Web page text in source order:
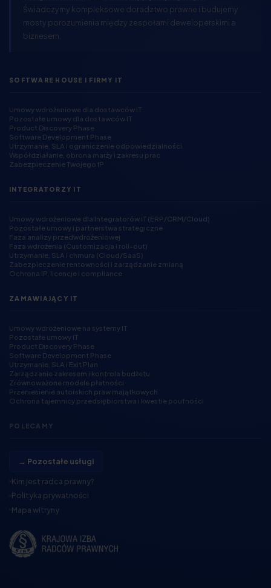
Świadczymy kompleksowe doradztwo prawne i budujemy
mosty porozumienia między zespołami deweloperskimi a
biznesem.
SOFTWARE HOUSE I FIRMY IT
Umowy wdrożeniowe dla dostawców IT
Pozostałe umowy dla dostawców IT
Product Discovery Phase
Software Development Phase
Utrzymanie, SLA i ograniczenie odpowiedzialności
Współdziałanie, obrona marży i zakresu prac
Zabezpieczenie Twojego IP
INTEGRATORZY IT
Umowy wdrożeniowe dla Integratorów IT (ERP/CRM/Cloud)
Pozostałe umowy i partnerstwa strategiczne
Faza analizy przedwdrożeniowej
Faza wdrożenia (Customizacja i roll-out)
Utrzymanie, SLA i chmura (Cloud/SaaS)
Zabezpieczenie rentowności i zarządzanie zmianą
Ochrona IP, licencje i compliance
ZAMAWIAJĄCY IT
Umowy wdrożeniowe na systemy IT
Pozostałe umowy IT
Product Discovery Phase
Software Development Phase
Utrzymanie, SLA i Exit Plan
Zarządzanie zakresem i kontrola budżetu
Zrównoważone modele płatności
Przeniesienie autorskich praw majątkowych
Ochrona tajemnicy przedsiębiorstwa i kwestie poufności
POLECAMY
→ Pozostałe usługi
Kim jest radca prawny?
Polityka prywatności
Mapa witryny